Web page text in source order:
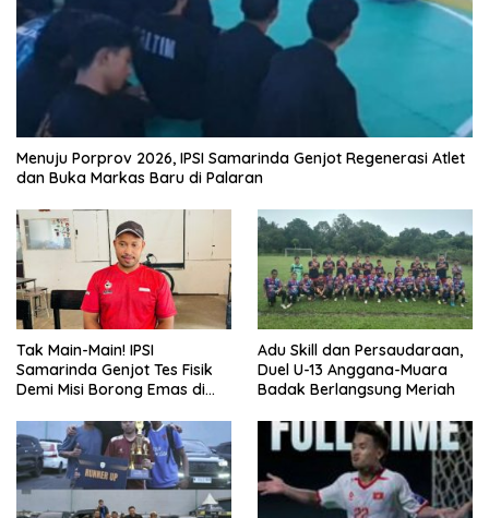
Menuju Porprov 2026, IPSI Samarinda Genjot Regenerasi Atlet
dan Buka Markas Baru di Palaran
Tak Main-Main! IPSI
Samarinda Genjot Tes Fisik
Demi Misi Borong Emas di
Adu Skill dan Persaudaraan,
Duel U-13 Anggana-Muara
Badak Berlangsung Meriah